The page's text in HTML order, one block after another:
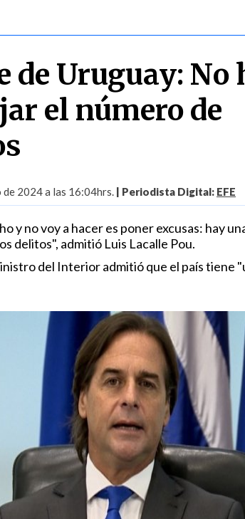
de Uruguay: No
el número de
de 2024 a las 16:04hrs. | Periodista Digital: EFE
y no voy a hacer es poner excusas: hay
delitos", admitió Luis Lacalle Pou.
del Interior admitió que el país tiene